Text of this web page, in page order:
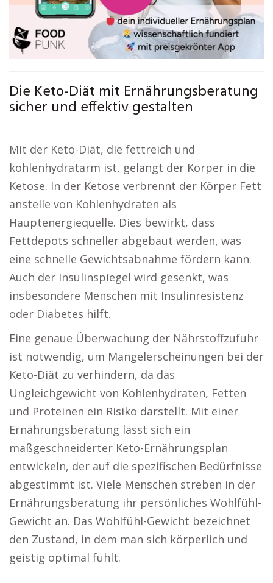
Die Keto-Diät mit Ernährungsberatung
sicher und effektiv gestalten
Mit der Keto-Diät, die fettreich und
kohlenhydratarm ist, gelangt der Körper in die
Ketose. In der Ketose verbrennt der Körper Fett
anstelle von Kohlenhydraten als
Hauptenergiequelle. Dies bewirkt, dass
Fettdepots schneller abgebaut werden, was
eine schnelle Gewichtsabnahme fördern kann.
Auch der Insulinspiegel wird gesenkt, was
insbesondere Menschen mit Insulinresistenz
oder Diabetes hilft.
Eine genaue Überwachung der Nährstoffzufuhr
ist notwendig, um Mangelerscheinungen bei der
Keto-Diät zu verhindern, da das
Ungleichgewicht von Kohlenhydraten, Fetten
und Proteinen ein Risiko darstellt. Mit einer
Ernährungsberatung lässt sich ein
maßgeschneiderter Keto-Ernährungsplan
entwickeln, der auf die spezifischen Bedürfnisse
abgestimmt ist. Viele Menschen streben in der
Ernährungsberatung ihr persönliches Wohlfühl-
Gewicht an. Das Wohlfühl-Gewicht bezeichnet
den Zustand, in dem man sich körperlich und
geistig optimal fühlt.